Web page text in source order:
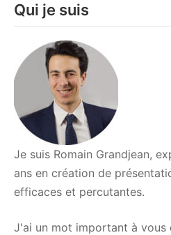
Qui je suis
Je suis Romain Grandjean,
ans en création de
efficaces et percutantes.
J'ai un mot important à vous